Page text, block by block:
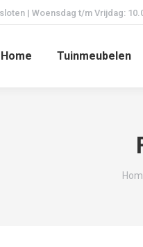
| Woensdag t/m Vrijdag:
Home Tuinmeubelen
Je